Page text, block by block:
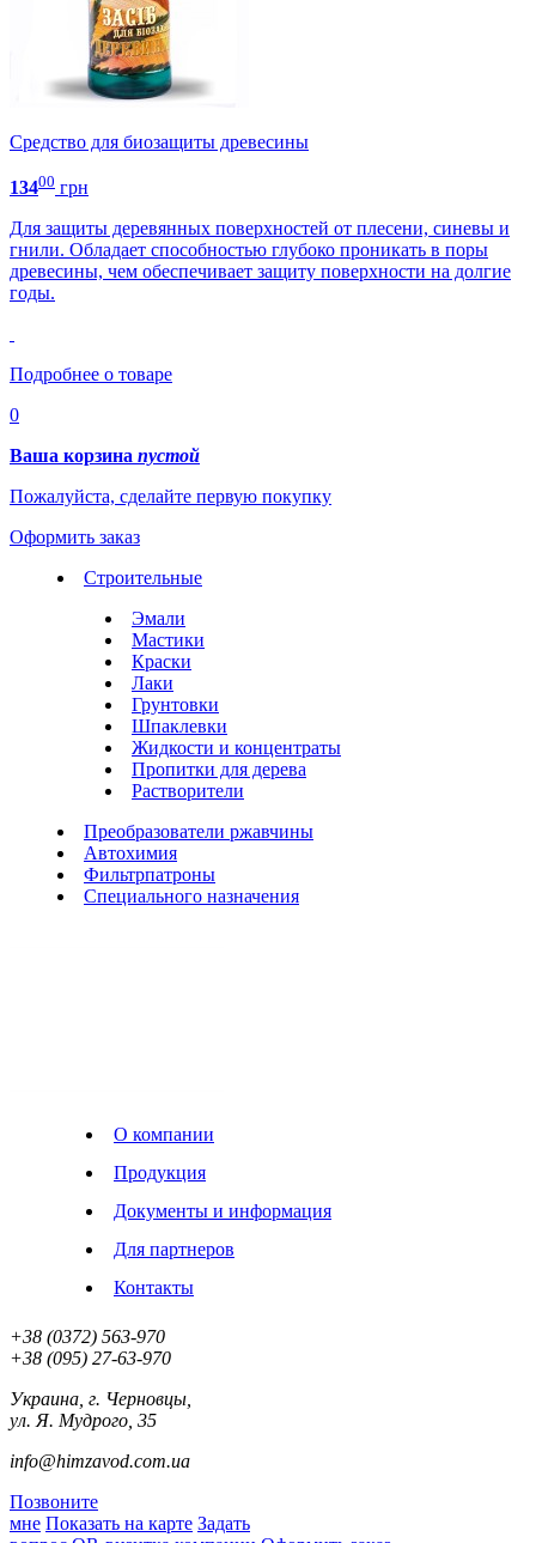
Средство для биозащиты древесины
13400 грн
Для защиты деревянных поверхностей от плесени, синевы и
гнили. Обладает способностью глубоко проникать в поры
древесины, чем обеспечивает защиту поверхности на долгие
годы.
Подробнее о товаре
0
Ваша корзина пустой
Пожалуйста, сделайте первую покупку
Оформить заказ
Строительные
Эмали
Мастики
Краски
Лаки
Грунтовки
Шпаклевки
Жидкости и концентраты
Пропитки для дерева
Растворители
Преобразователи ржавчины
Автохимия
Фильтрпатроны
Специального назначения
О компании
Продукция
Документы и информация
Для партнеров
Контакты
+38 (0372) 563-970
+38 (‎‎095) 27-63-970
Украина, г. Черновцы,
ул. Я. Мудрого, 35
info@himzavod.com.ua
Позвоните
мне Показать на карте Задать